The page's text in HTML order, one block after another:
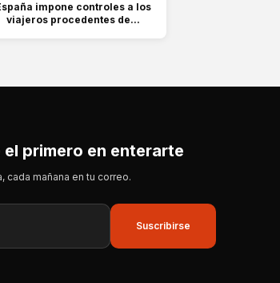
impone controles a los
viajeros procedentes de...
primero en enterarte
cada mañana en tu correo.
Suscribirse